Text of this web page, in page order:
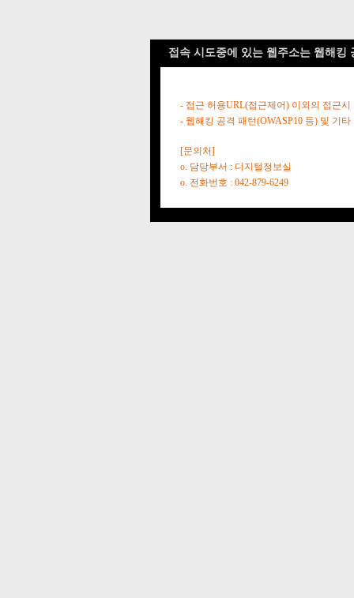
접속 시도중에 있는 웹주소는 웹해킹
- 접근 허용URL(접근제어) 이외의 접근시
- 웹해킹 공격 패턴(OWASP10 등) 및 기
[문의처]
o. 담당부서 : 디지털정보실
o. 전화번호 : 042-879-6249